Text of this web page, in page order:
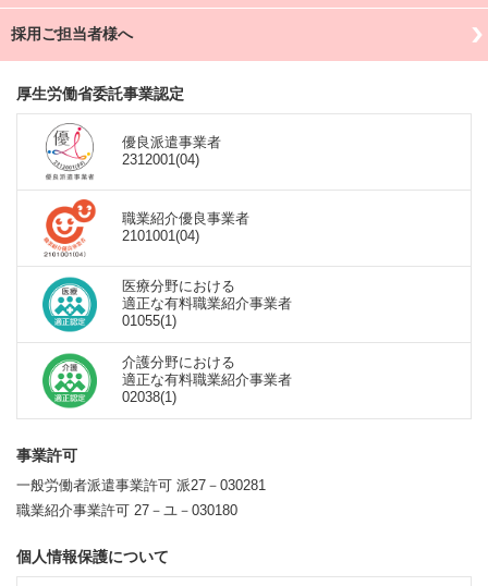
採用ご担当者様へ
厚生労働省委託事業認定
優良派遣事業者
2312001(04)
職業紹介優良事業者
2101001(04)
医療分野における
適正な有料職業紹介事業者
01055(1)
介護分野における
適正な有料職業紹介事業者
02038(1)
事業許可
一般労働者派遣事業許可 派27－030281
職業紹介事業許可 27－ユ－030180
個人情報保護について